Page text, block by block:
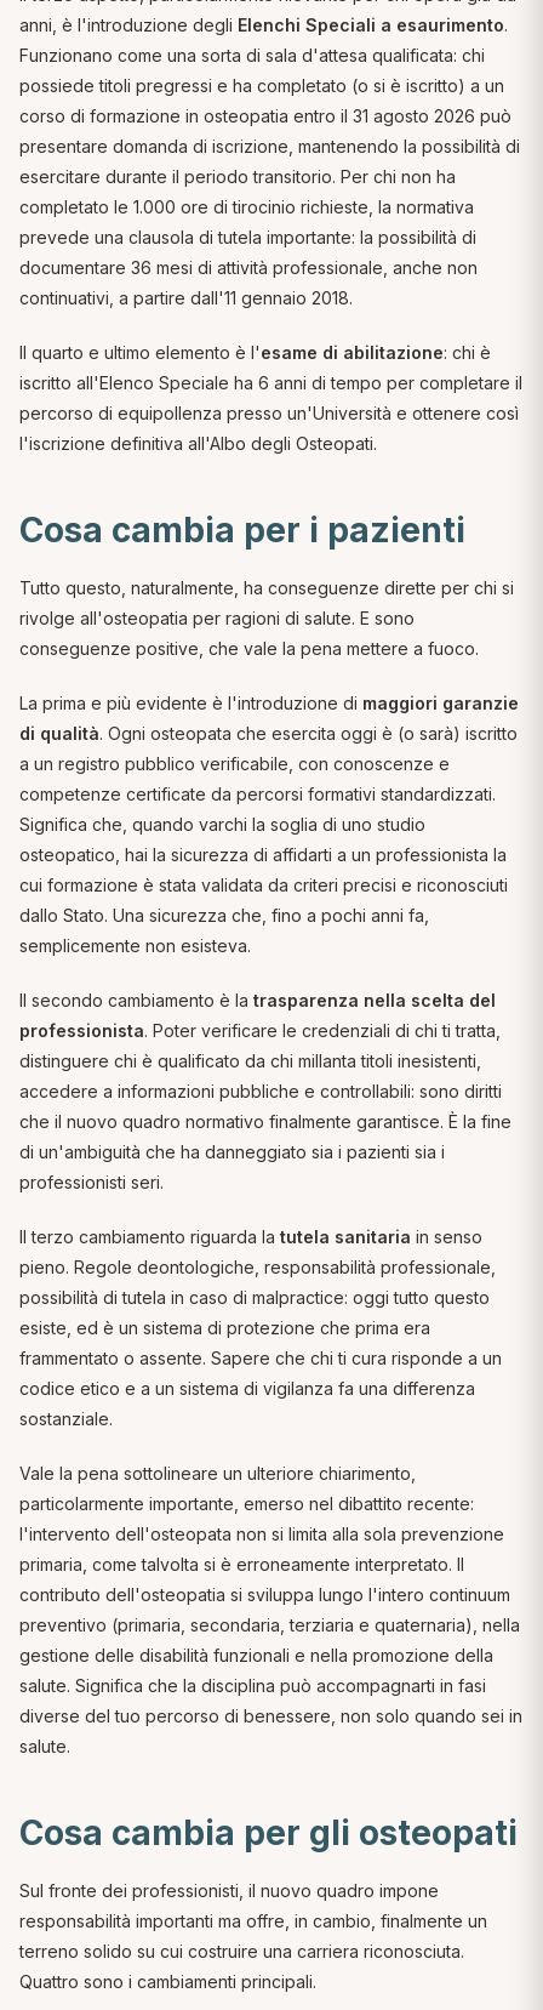
anni, è l'introduzione degli Elenchi Speciali a esaurimento.
Funzionano come una sorta di sala d'attesa qualificata: chi
possiede titoli pregressi e ha completato (o si è iscritto) a un
corso di formazione in osteopatia entro il 31 agosto 2026 può
presentare domanda di iscrizione, mantenendo la possibilità di
esercitare durante il periodo transitorio. Per chi non ha
completato le 1.000 ore di tirocinio richieste, la normativa
prevede una clausola di tutela importante: la possibilità di
documentare 36 mesi di attività professionale, anche non
continuativi, a partire dall'11 gennaio 2018.
Il quarto e ultimo elemento è l'esame di abilitazione: chi è
iscritto all'Elenco Speciale ha 6 anni di tempo per completare il
percorso di equipollenza presso un'Università e ottenere così
l'iscrizione definitiva all'Albo degli Osteopati.
Cosa cambia per i pazienti
Tutto questo, naturalmente, ha conseguenze dirette per chi si
rivolge all'osteopatia per ragioni di salute. E sono
conseguenze positive, che vale la pena mettere a fuoco.
La prima e più evidente è l'introduzione di maggiori garanzie
di qualità. Ogni osteopata che esercita oggi è (o sarà) iscritto
a un registro pubblico verificabile, con conoscenze e
competenze certificate da percorsi formativi standardizzati.
Significa che, quando varchi la soglia di uno studio
osteopatico, hai la sicurezza di affidarti a un professionista la
cui formazione è stata validata da criteri precisi e riconosciuti
dallo Stato. Una sicurezza che, fino a pochi anni fa,
semplicemente non esisteva.
Il secondo cambiamento è la trasparenza nella scelta del
professionista. Poter verificare le credenziali di chi ti tratta,
distinguere chi è qualificato da chi millanta titoli inesistenti,
accedere a informazioni pubbliche e controllabili: sono diritti
che il nuovo quadro normativo finalmente garantisce. È la fine
di un'ambiguità che ha danneggiato sia i pazienti sia i
professionisti seri.
Il terzo cambiamento riguarda la tutela sanitaria in senso
pieno. Regole deontologiche, responsabilità professionale,
possibilità di tutela in caso di malpractice: oggi tutto questo
esiste, ed è un sistema di protezione che prima era
frammentato o assente. Sapere che chi ti cura risponde a un
codice etico e a un sistema di vigilanza fa una differenza
sostanziale.
Vale la pena sottolineare un ulteriore chiarimento,
particolarmente importante, emerso nel dibattito recente:
l'intervento dell'osteopata non si limita alla sola prevenzione
primaria, come talvolta si è erroneamente interpretato. Il
contributo dell'osteopatia si sviluppa lungo l'intero continuum
preventivo (primaria, secondaria, terziaria e quaternaria), nella
gestione delle disabilità funzionali e nella promozione della
salute. Significa che la disciplina può accompagnarti in fasi
diverse del tuo percorso di benessere, non solo quando sei in
salute.
Cosa cambia per gli osteopati
Sul fronte dei professionisti, il nuovo quadro impone
responsabilità importanti ma offre, in cambio, finalmente un
terreno solido su cui costruire una carriera riconosciuta.
Quattro sono i cambiamenti principali.